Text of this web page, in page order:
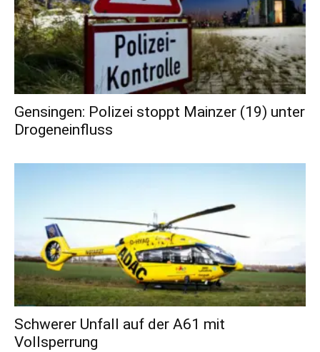
Gensingen: Polizei stoppt Mainzer (19) unter
Drogeneinfluss
Schwerer Unfall auf der A61 mit
Vollsperrung